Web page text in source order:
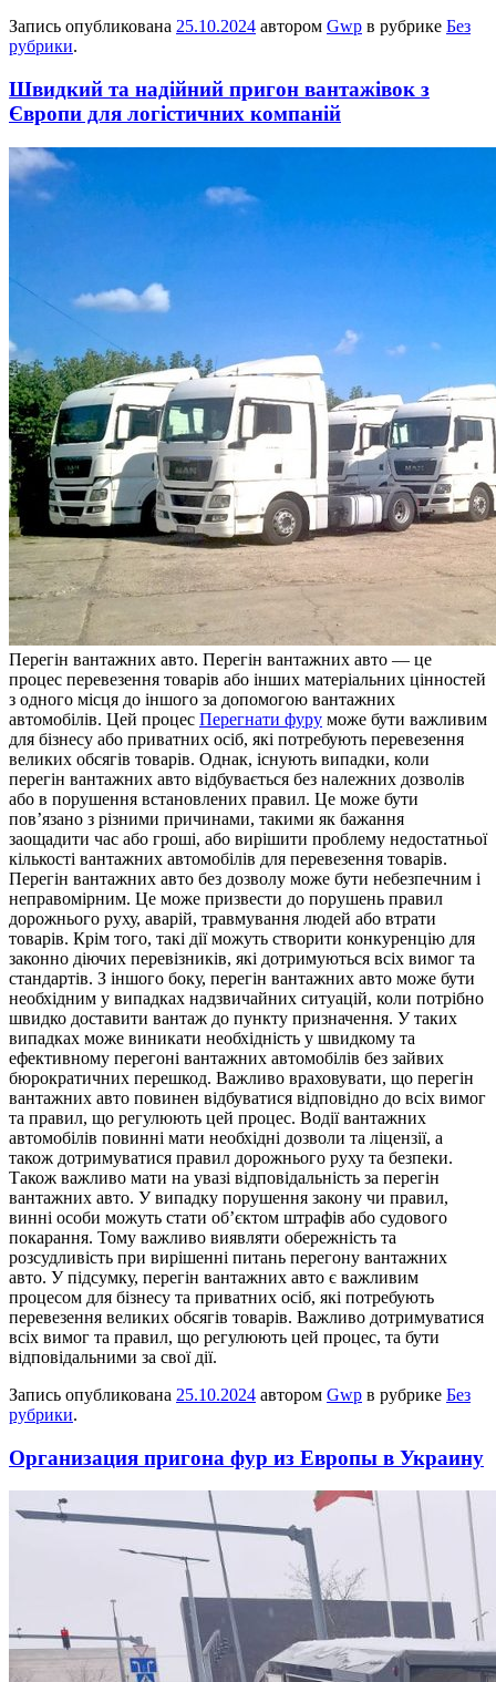
Запись опубликована 25.10.2024 автором Gwp в рубрике Без
рубрики.
Швидкий та надійний пригон вантажівок з
Європи для логістичних компаній
Пeрeгін вaнтaжниx aвтo. Перегін вантажних авто — це
процес перевезення товарів або інших матеріальних цінностей
з одного місця до іншого за допомогою вантажних
автомобілів. Цей процес Перегнати фуру може бути важливим
для бізнесу або приватних осіб, які потребують перевезення
великих обсягів товарів. Однак, існують випадки, коли
перегін вантажних авто відбувається без належних дозволів
або в порушення встановлених правил. Це може бути
пов’язано з різними причинами, такими як бажання
заощадити час або гроші, або вирішити проблему недостатньої
кількості вантажних автомобілів для перевезення товарів.
Перегін вантажних авто без дозволу може бути небезпечним і
неправомірним. Це може призвести до порушень правил
дорожнього руху, аварій, травмування людей або втрати
товарів. Крім того, такі дії можуть створити конкуренцію для
законно діючих перевізників, які дотримуються всіх вимог та
стандартів. З іншого боку, перегін вантажних авто може бути
необхідним у випадках надзвичайних ситуацій, коли потрібно
швидко доставити вантаж до пункту призначення. У таких
випадках може виникати необхідність у швидкому та
ефективному перегоні вантажних автомобілів без зайвих
бюрократичних перешкод. Важливо враховувати, що перегін
вантажних авто повинен відбуватися відповідно до всіх вимог
та правил, що регулюють цей процес. Водії вантажних
автомобілів повинні мати необхідні дозволи та ліцензії, а
також дотримуватися правил дорожнього руху та безпеки.
Також важливо мати на увазі відповідальність за перегін
вантажних авто. У випадку порушення закону чи правил,
винні особи можуть стати об’єктом штрафів або судового
покарання. Тому важливо виявляти обережність та
розсудливість при вирішенні питань перегону вантажних
авто. У підсумку, перегін вантажних авто є важливим
процесом для бізнесу та приватних осіб, які потребують
перевезення великих обсягів товарів. Важливо дотримуватися
всіх вимог та правил, що регулюють цей процес, та бути
відповідальними за свої дії.
Запись опубликована 25.10.2024 автором Gwp в рубрике Без
рубрики.
Организация пригона фур из Европы в Украину